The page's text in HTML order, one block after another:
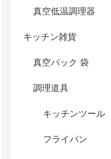
真空低温調理器
キッチン雑貨
真空パック 袋
調理道具
キッチンツール
フライパン